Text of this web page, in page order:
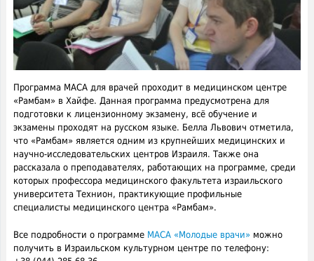
Программа МАСА для врачей проходит в медицинском центре
«Рамбам» в Хайфе. Данная программа предусмотрена для
подготовки к лицензионному экзамену, всё обучение и
экзамены проходят на русском языке. Белла Львович отметила,
что «Рамбам» является одним из крупнейших медицинских и
научно-исследовательских центров Израиля. Также она
рассказала о преподавателях, работающих на программе, среди
которых профессора медицинского факультета израильского
университета Технион, практикующие профильные
специалисты медицинского центра «Рамбам».
Все подробности о программе МАСА «Молодые врачи»можно
получить в Израильском культурном центре по телефону: